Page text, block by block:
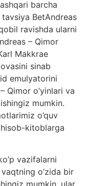
barcha
BetAndreas
ravishda ularni
– Qimor
Makkrae
sinab
emulyatorini
Qimor o’yinlari va
mumkin.
o’quv
hisob-kitoblarga
vazifalarni
o’zida bir